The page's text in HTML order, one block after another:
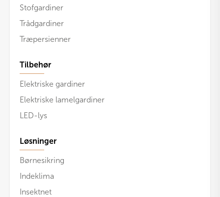
Stofgardiner
Trådgardiner
Træpersienner
Tilbehør
Elektriske gardiner
Elektriske lamelgardiner
LED-lys
Løsninger
Børnesikring
Indeklima
Insektnet